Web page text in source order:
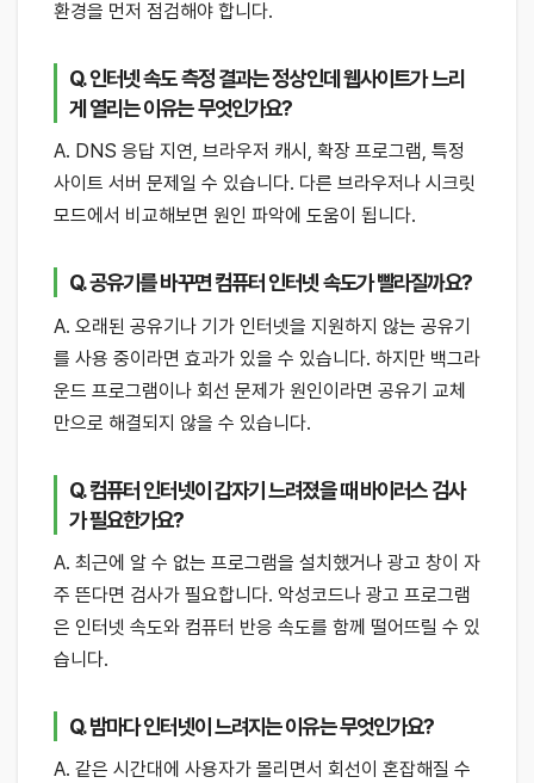
환경을 먼저 점검해야 합니다.
Q. 인터넷 속도 측정 결과는 정상인데 웹사이트가 느리
게 열리는 이유는 무엇인가요?
A. DNS 응답 지연, 브라우저 캐시, 확장 프로그램, 특정
사이트 서버 문제일 수 있습니다. 다른 브라우저나 시크릿
모드에서 비교해보면 원인 파악에 도움이 됩니다.
Q. 공유기를 바꾸면 컴퓨터 인터넷 속도가 빨라질까요?
A. 오래된 공유기나 기가 인터넷을 지원하지 않는 공유기
를 사용 중이라면 효과가 있을 수 있습니다. 하지만 백그라
운드 프로그램이나 회선 문제가 원인이라면 공유기 교체
만으로 해결되지 않을 수 있습니다.
Q. 컴퓨터 인터넷이 갑자기 느려졌을 때 바이러스 검사
가 필요한가요?
A. 최근에 알 수 없는 프로그램을 설치했거나 광고 창이 자
주 뜬다면 검사가 필요합니다. 악성코드나 광고 프로그램
은 인터넷 속도와 컴퓨터 반응 속도를 함께 떨어뜨릴 수 있
습니다.
Q. 밤마다 인터넷이 느려지는 이유는 무엇인가요?
A. 같은 시간대에 사용자가 몰리면서 회선이 혼잡해질 수